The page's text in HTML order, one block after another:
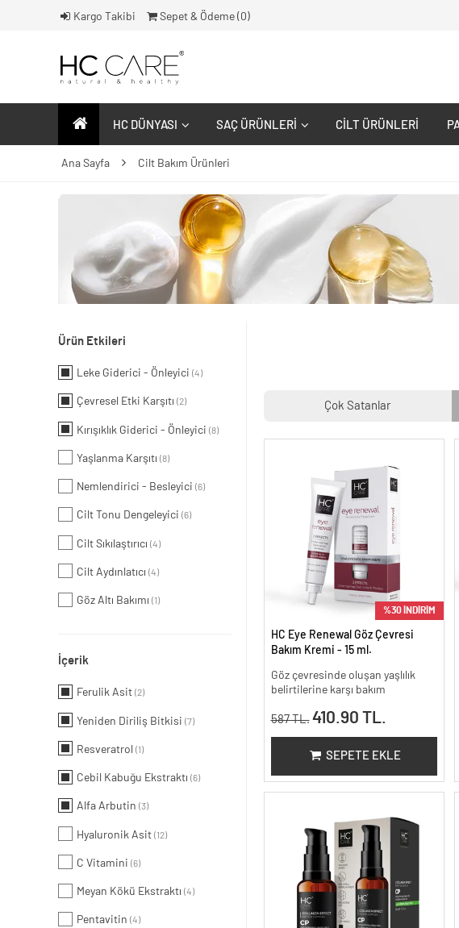
Kargo Takibi Sepet & Ödeme ( 0)
HC DÜNYASI SAÇ ÜRÜNLERI CILT ÜRÜNLERI
Ana Sayfa Cilt Bakım Ürünleri
Ürün Etkileri
Leke Giderici - Önleyici (4)
Çevresel Etki Karşıtı (2)
Kırışıklık Giderici - Önleyici (8)
Yaşlanma Karşıtı (8)
Nemlendirici - Besleyici (6)
Cilt Tonu Dengeleyici (6)
Cilt Sıkılaştırıcı (4)
Cilt Aydınlatıcı (4)
Göz Altı Bakımı (1)
İçerik
Ferulik Asit (2)
Yeniden Diriliş Bitkisi (7)
Resveratrol (1)
Cebil Kabuğu Ekstraktı (6)
Alfa Arbutin (3)
Hyaluronik Asit (12)
C Vitamini (6)
Meyan Kökü Ekstraktı (4)
Pentavitin (4)
Çok Satanlar
%30 İNDİRİM
HC Eye Renewal Göz Çevresi
Bakım Kremi - 15 ml.
Göz çevresinde oluşan yaşlılık
belirtilerine karşı bakım
587 TL. 410.90 TL.
SEPETE EKLE